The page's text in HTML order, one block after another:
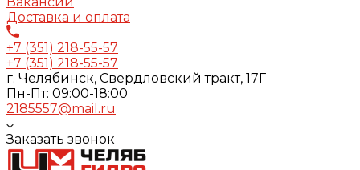
Доставка и оплата
+7 (351) 218-55-57
+7 (351) 218-55-57
г. Челябинск, Свердловский тракт, 17Г
Пн-Пт: 09:00-18:00
2185557@mail.ru
Заказать звонок